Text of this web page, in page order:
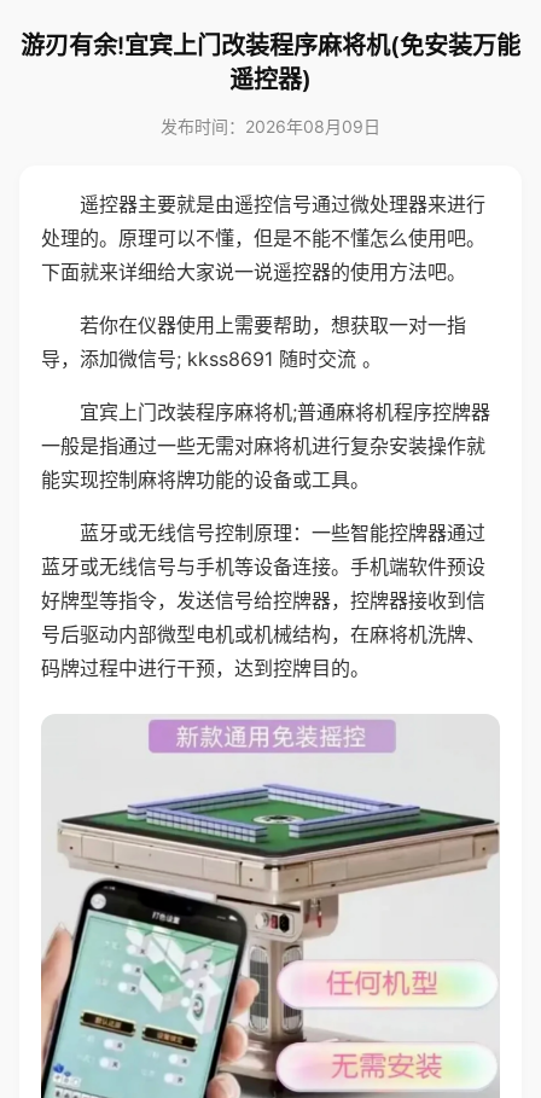
游刃有余!宜宾上门改装程序麻将机(免安装万能
遥控器)
发布时间：2026年08月09日
遥控器主要就是由遥控信号通过微处理器来进行
处理的。原理可以不懂，但是不能不懂怎么使用吧。
下面就来详细给大家说一说遥控器的使用方法吧。
若你在仪器使用上需要帮助，想获取一对一指
导，添加微信号; kkss8691 随时交流 。
宜宾上门改装程序麻将机;普通麻将机程序控牌器
一般是指通过一些无需对麻将机进行复杂安装操作就
能实现控制麻将牌功能的设备或工具。
蓝牙或无线信号控制原理：一些智能控牌器通过
蓝牙或无线信号与手机等设备连接。手机端软件预设
好牌型等指令，发送信号给控牌器，控牌器接收到信
号后驱动内部微型电机或机械结构，在麻将机洗牌、
码牌过程中进行干预，达到控牌目的。